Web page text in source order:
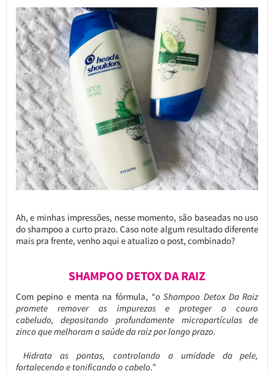
Ah, e minhas impressões, nesse momento, são baseadas no uso
do shampoo a curto prazo. Caso note algum resultado diferente
mais pra frente, venho aqui e atualizo o post, combinado?
SHAMPOO DETOX DA RAIZ
Com pepino e menta na fórmula, “o Shampoo Detox Da Raiz
promete remover as impurezas e proteger o couro
cabeludo, depositando profundamente micropartículas de
zinco que melhoram a saúde da raiz por longo prazo.
Hidrata as pontas, controlando a umidade da pele,
fortalecendo e tonificando o cabelo.”